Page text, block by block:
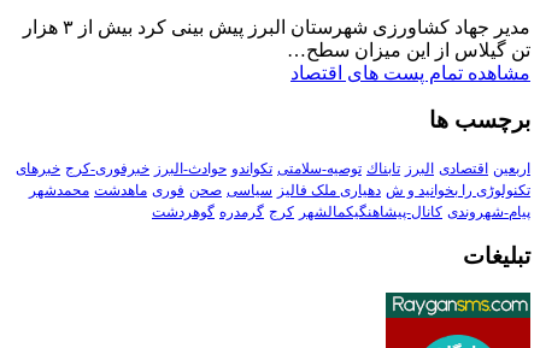
مدیر جهاد کشاورزی شهرستان البرز پیش بینی کرد بیش از ۳ هزار
تن گیلاس از این میزان سطح…
مشاهده تمام پست های اقتصاد
برچسب ها
اربعین اقتصادی البرز تابناك توصیه-سلامتی تکواندو حوادث-البرز خبرفوری-کرج خبرهای
تکنولوڑی را بخوانید و ش دهیاری ملک فالیز سیاسی صحن فوری ماهدشت محمدشهر
پیام-شهروندی کانال-پیشاهنگیکمالشهر کرج گرمدره گوهردشت
تبلیغات